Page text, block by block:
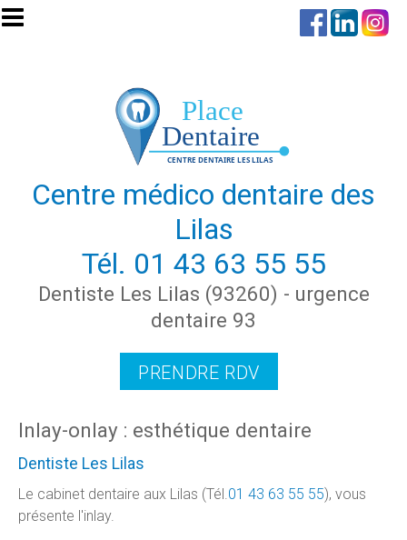
Aller au contenu principal
Centre médico dentaire des
Lilas
Tél. 01 43 63 55 55
Dentiste Les Lilas (93260) - urgence
dentaire 93
PRENDRE RDV
Inlay-onlay : esthétique dentaire
Dentiste Les Lilas
Le cabinet dentaire aux Lilas (Tél. 01 43 63 55 55), vous
présente l'inlay.